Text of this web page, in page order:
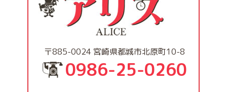
〒885-0024 宮崎県都城市北原町10-8
0986-25-0260